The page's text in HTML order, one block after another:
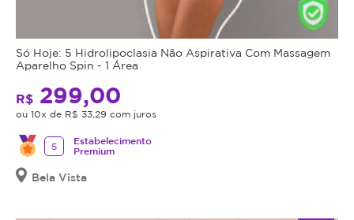
Só Hoje: 5 Hidrolipoclasia Não Aspirativa Com Massagem
Aparelho Spin - 1 Área
R$ 299,00
ou 10x de R$ 33,29 com juros
5
Estabelecimento
Premium
Bela Vista